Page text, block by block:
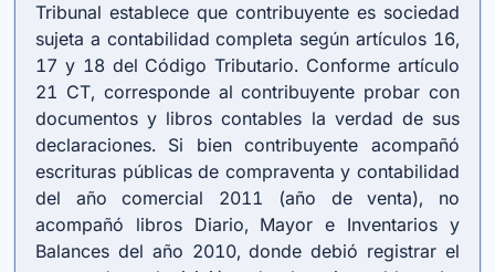
Tribunal establece que contribuyente es sociedad
sujeta a contabilidad completa según artículos 16,
17 y 18 del Código Tributario. Conforme artículo
21 CT, corresponde al contribuyente probar con
documentos y libros contables la verdad de sus
declaraciones. Si bien contribuyente acompañó
escrituras públicas de compraventa y contabilidad
del año comercial 2011 (año de venta), no
acompañó libros Diario, Mayor e Inventarios y
Balances del año 2010, donde debió registrar el